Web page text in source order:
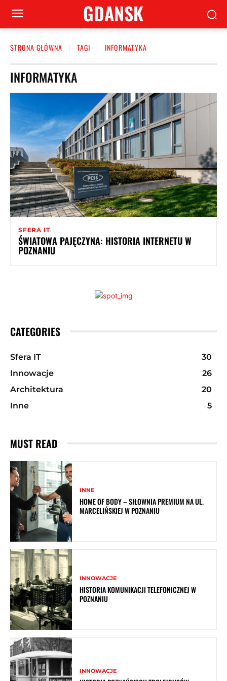
GDANSK
STRONA GŁÓWNA TAGI INFORMATYKA
INFORMATYKA
SFERA IT
ŚWIATOWA PAJĘCZYNA: HISTORIA INTERNETU W
POZNANIU
CATEGORIES
Sfera IT
30
Innowacje
26
Architektura
20
Inne
5
MUST READ
INNE
HOME OF BODY – SIŁOWNIA PREMIUM NA UL.
MARCELIŃSKIEJ W POZNANIU
INNOWACJE
HISTORIA KOMUNIKACJI TELEFONICZNEJ W
POZNANIU
INNOWACJE